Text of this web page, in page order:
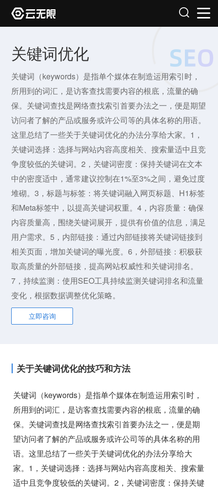
关键词优化
关键词（keywords）是指单个媒体在制造运用索引时，
所用到的词汇，是访客查找需要内容的根底，流量的确
保。关键词查找是网络查找索引首要办法之一，便是期望
访问者了解的产品或服务或许公司等的具体名称的用语。
这里总结了一些关于关键词优化的办法分享给大家。1，
关键词选择：选择与网站内容高度相关、搜索量适中且竞
争度较低的关键词。2，关键词密度：保持关键词在文本
中的密度适中，通常建议控制在1%至3%之间，避免过度
堆砌。3，标题与标签：将关键词融入网页标题、H1标签
和Meta标签中，以提高关键词权重。4，内容质量：确保
内容质量高，围绕关键词展开，提供有价值的信息，满足
用户需求。5，内部链接：通过内部链接将关键词链接到
相关页面，增加关键词的曝光度。6，外部链接：积极获
取高质量的外部链接，提高网站权威性和关键词排名。
7，持续监测：使用SEO工具持续监测关键词排名和流量
变化，根据数据调整优化策略。
立即咨询
关于关键词优化的技巧和方法
关键词（keywords）是指单个媒体在制造运用索引时，
所用到的词汇，是访客查找需要内容的根底，流量的确
保。关键词查找是网络查找索引首要办法之一，便是期
望访问者了解的产品或服务或许公司等的具体名称的用
语。这里总结了一些关于关键词优化的办法分享给大
家。1，关键词选择：选择与网站内容高度相关、搜索量
适中且竞争度较低的关键词。2，关键词密度：保持关键